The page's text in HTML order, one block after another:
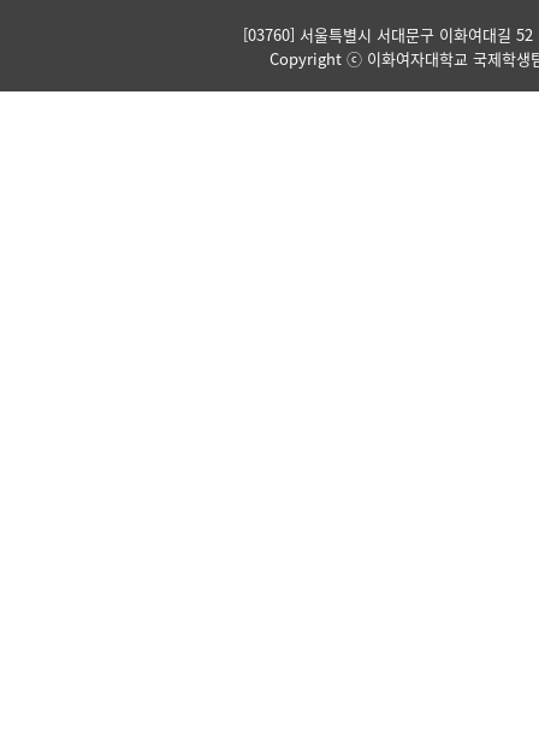
[03760] 서울특별시 서대문구 이화여대길
Copyright ⓒ 이화여자대학교 국제학